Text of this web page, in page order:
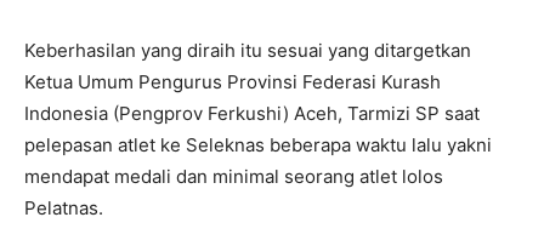
Keberhasilan yang diraih itu sesuai yang ditargetkan
Ketua Umum Pengurus Provinsi Federasi Kurash
Indonesia (Pengprov Ferkushi) Aceh, Tarmizi SP saat
pelepasan atlet ke Seleknas beberapa waktu lalu yakni
mendapat medali dan minimal seorang atlet lolos
Pelatnas.